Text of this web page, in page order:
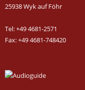
25938 Wyk auf Föhr
Tel: +49 4681-2571
Fax: +49 4681-748420